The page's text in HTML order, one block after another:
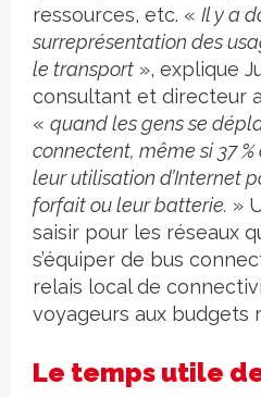
ressources, etc. « Il y a
surreprésentation des
le transport », explique
consultant et directeur
« quand les gens se
connectent, même si 37
leur utilisation d’Internet
forfait ou leur batterie. »
saisir pour les réseaux
s’équiper de bus
relais local de
voyageurs aux budgets
Le temps utile